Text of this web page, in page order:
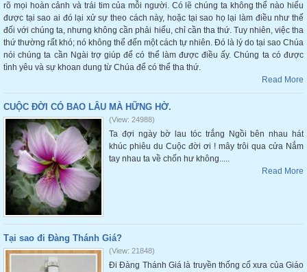
rõ mọi hoàn cảnh và trái tim của mỗi người. Có lẽ chúng ta không thể nào hiểu
được tại sao ai đó lại xử sự theo cách này, hoặc tại sao họ lại làm điều như thế
đối với chúng ta, nhưng không cần phải hiểu, chỉ cần tha thứ. Tuy nhiên, việc tha
thứ thường rất khó; nó không thể đến một cách tự nhiên. Đó là lý do tại sao Chúa
nói chúng ta cần Ngài trợ giúp để có thể làm được điều ấy. Chúng ta có được
tình yêu và sự khoan dung từ Chúa để có thể tha thứ.
Read More
CUỘC ĐỜI CÓ BAO LÂU MÀ HỮNG HỜ.
(View: 24988)
Ta đợi ngày bờ lau tóc trắng Ngồi bên nhau hát
khúc phiêu du Cuộc đời ơi ! mây trôi qua cửa Nắm
tay nhau ta về chốn hư không.....
Read More
Tại sao đi Đàng Thánh Giá?
(View: 21848)
Đi Đàng Thánh Giá là truyền thống cổ xưa của Giáo